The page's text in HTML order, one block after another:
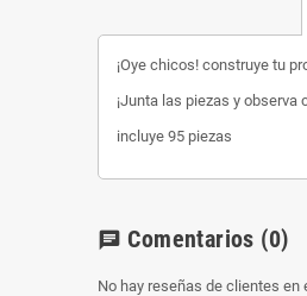
¡Oye chicos! construye tu
¡Junta las piezas y
incluye 95 piezas
chat Comentarios (0)
No hay reseñas de clientes en